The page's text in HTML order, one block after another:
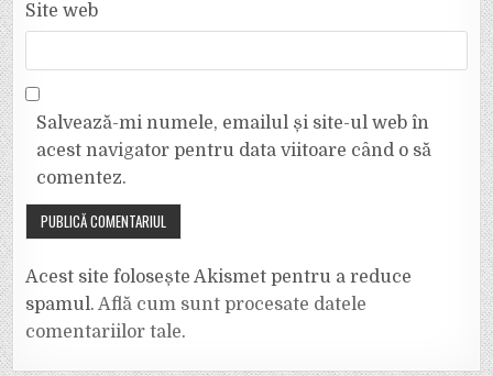
Site web
Salvează-mi numele, emailul și site-ul web în
acest navigator pentru data viitoare când o să
comentez.
Acest site folosește Akismet pentru a reduce
spamul. Află cum sunt procesate datele
comentariilor tale.